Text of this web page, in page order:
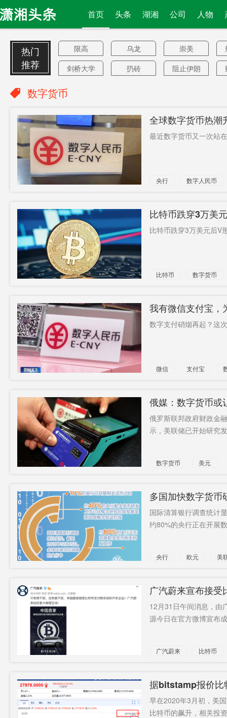
首页 头条 湖湘 公司 人物
热门
推荐
限高 乌龙 崇美
剑桥大学
扔砖 阻止伊朗
起
运输能力
重污染
生态环境
局
涪陵页岩
气
前员工
景区
粤湘
公共充电
穿山甲
人大
SEMI
跳槽 男子欺凌
违规加层
窃密帝国
不服周
王新宇
目前职位
监狱服刑
2死3失踪
亚欧大陆
第六日
数字货币
全球数字货币热潮
最近数字货币又一次站
央行 数字人民币
比特币跌穿3万美
18%
比特币跌穿3万美元后V
比特币 数字货币
我有微信支付宝，
数字支付硝烟再起？这
微信 支付宝
俄媒：数字货币或
俄罗斯联邦政府财政金
示，美联储已开始研究
数字货币 美元
多国加快数字货币
国际清算银行调查统计
约80%的央行正在开展
央行 欧元 美
广汽蔚来宣布接
12月31日午间消息，由
源今日在官方微博宣布
广汽蔚来 比特币
据bitstamp报价比
早在2020年3月初，美
比特币的飙升，相关投